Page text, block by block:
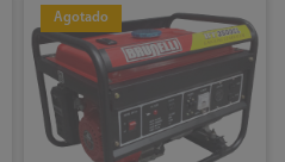
Agotado